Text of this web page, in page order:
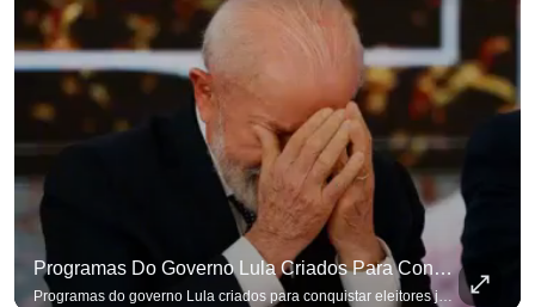
Programas Do Governo Lula Criados Para Conquistar Eleitores Já Não Têm Mais O Mesmo Efeito
Programas do governo Lula criados para conquistar eleitores já não têm o mesmo efeito de campanhas anteriores. #OAntagonista Se você busca informação com credibilidade, inscreva-se agora e ative o
para não perder nenhuma